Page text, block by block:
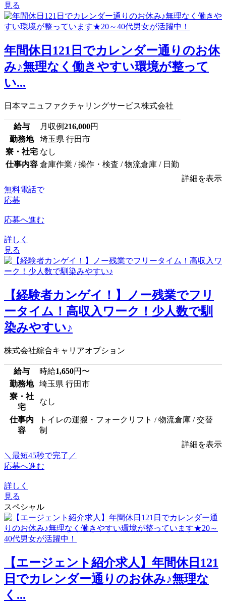
見る
年間休日121日でカレンダー通りのお休
み♪無理なく働きやすい環境が整って
い...
日本マニュファクチャリングサービス株式会社
給与 月収例216,000円
勤務地
埼玉県 行田市
寮・社宅 なし
仕事内容 倉庫作業 / 操作・検査 / 物流倉庫 / 日勤
詳細を表示
無料電話で
応募
応募へ進む
詳しく
見る
【経験者カンゲイ！】ノー残業でフリ
ータイム！高収入ワーク！少人数で馴
染みやすい♪
株式会社綜合キャリアオプション
給与 時給1,650円〜
勤務地
埼玉県 行田市
寮・社
宅
なし
仕事内
容
トイレの運搬・フォークリフト / 物流倉庫 / 交替
制
詳細を表示
＼最短45秒で完了／
応募へ進む
詳しく
見る
スペシャル
【エージェント紹介求人】年間休日121
日でカレンダー通りのお休み♪無理な
く...